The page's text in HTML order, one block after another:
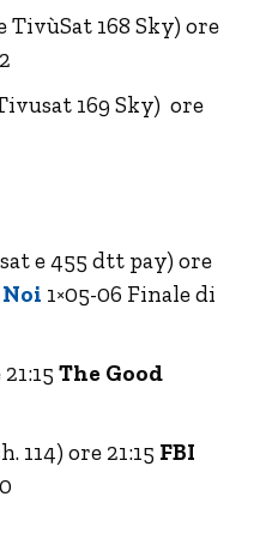
TivùSat 168 Sky) ore
169 Sky) ore
sat e 455 dtt pay) ore
1×05-06 Finale di
The Good
114) ore 21:15 FBI